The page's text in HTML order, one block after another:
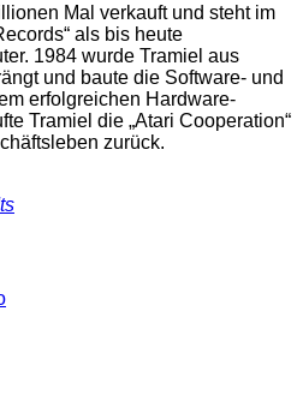
Mal verkauft und steht im
als bis heute
1984 wurde Tramiel aus
und baute die Software- und
erfolgreichen Hardware-
Tramiel die „Atari Cooperation“
zurück.